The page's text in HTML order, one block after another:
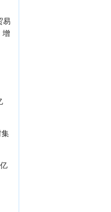
易
增
集